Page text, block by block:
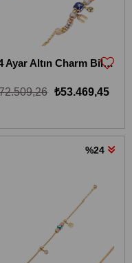
14 Ayar Altın Charm Bileklik 14KBLKİ15
₺53.469,45
%24